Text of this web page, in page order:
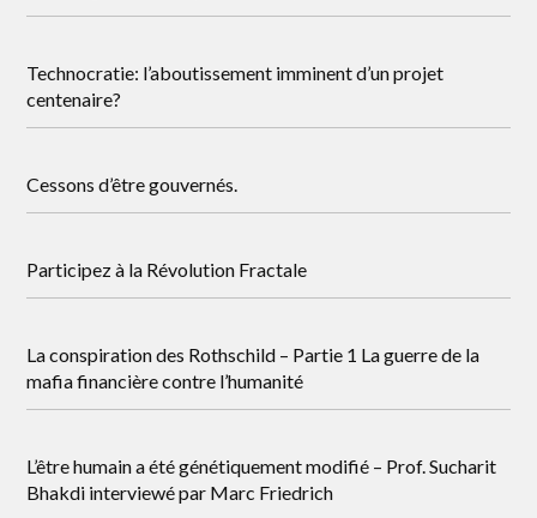
Technocratie: l’aboutissement imminent d’un projet
centenaire?
Cessons d’être gouvernés.
Participez à la Révolution Fractale
La conspiration des Rothschild – Partie 1 La guerre de la
mafia financière contre l’humanité
L’être humain a été génétiquement modifié – Prof. Sucharit
Bhakdi interviewé par Marc Friedrich